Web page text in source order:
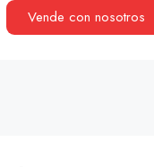
Vende con nosotros